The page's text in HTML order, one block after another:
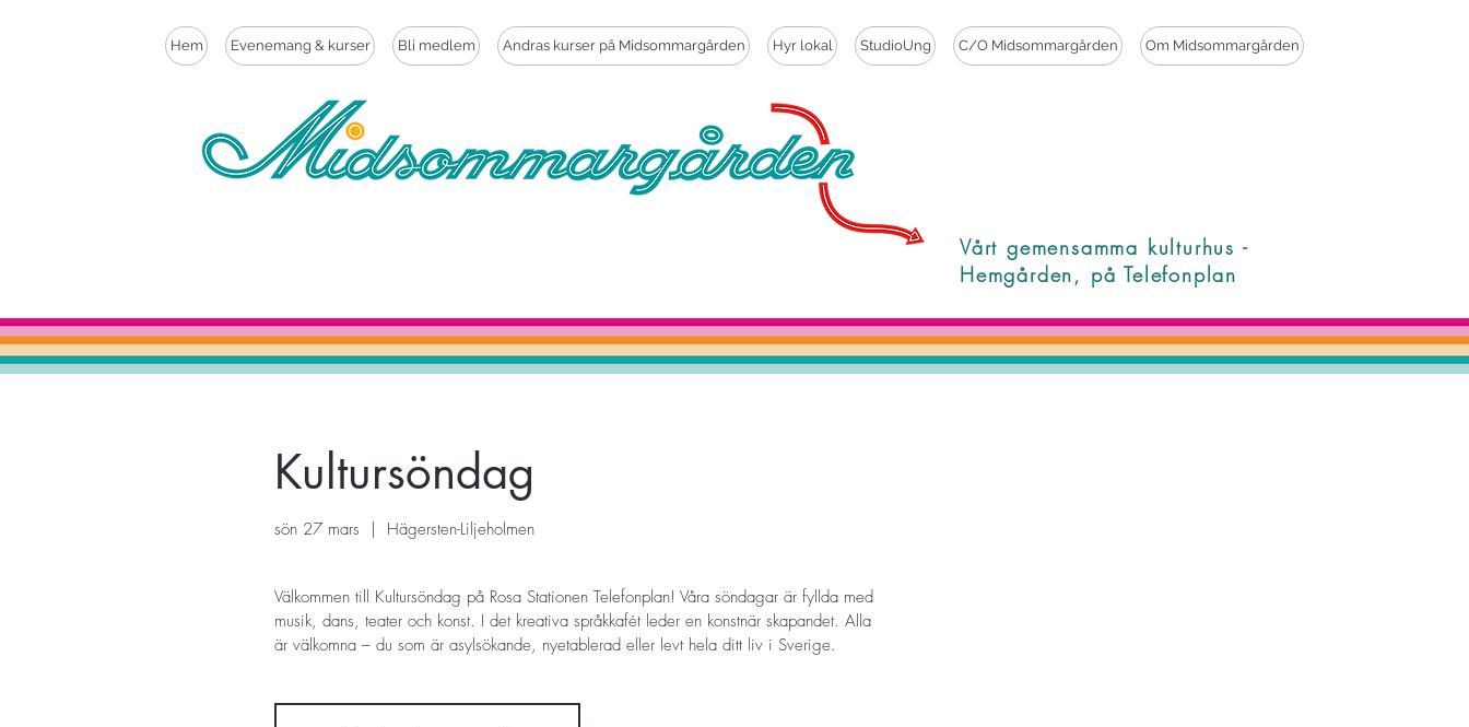
Hem Evenemang & kurser Bli medlem Andras kurser på Midsommargården Hyr lokal StudioUng C/O Midsommargården Om Midsommargården
Vårt gemensamma kulturhus -
Hemgården, på Telefonplan
Kultursöndag
sön 27 mars
  |
Hägersten-Liljeholmen
Välkommen till Kultursöndag på Rosa Stationen Telefonplan! Våra söndagar är fyllda med
musik, dans, teater och konst. I det kreativa språkkafét leder en konstnär skapandet. Alla
är välkomna – du som är asylsökande, nyetablerad eller levt hela ditt liv i Sverige.